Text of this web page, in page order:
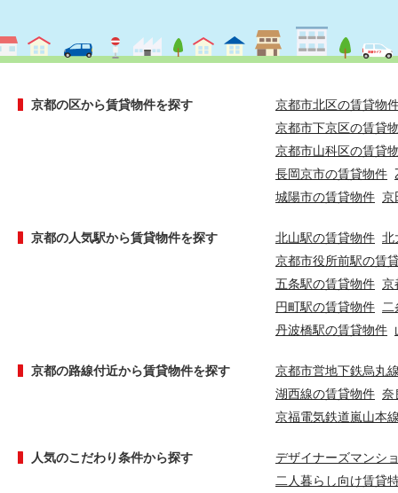
京都の区から賃貸物件を探す
京都市北区の賃貸物
京都市下京区の賃貸
京都市山科区の賃貸
長岡京市の賃貸物件
城陽市の賃貸物件 京
京都の人気駅から賃貸物件を探す 北山駅の賃貸物件 北
京都市役所前駅の賃
五条駅の賃貸物件 京
円町駅の賃貸物件
丹波橋駅の賃貸物件
京都の路線付近から賃貸物件を探す
京都市営地下鉄烏丸
湖西線の賃貸物件 奈
京福電気鉄道嵐山本
人気のこだわり条件から探す
デザイナーズマンシ
二人暮らし向け賃貸